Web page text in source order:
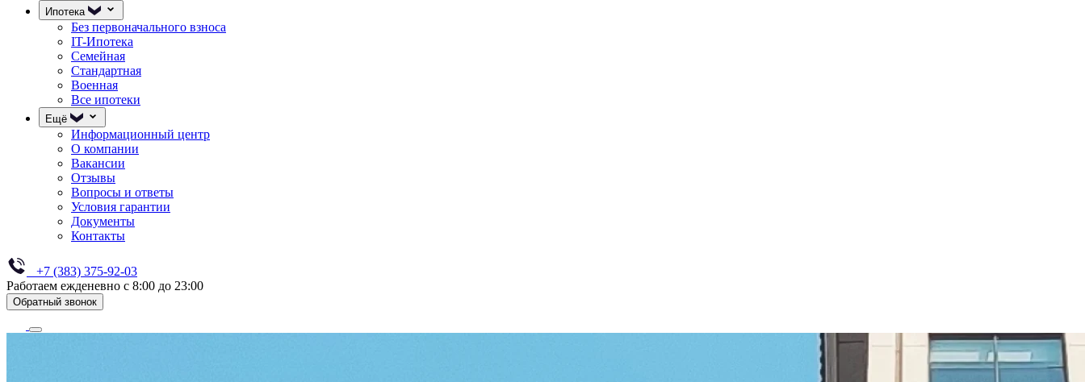
Ипотека
Без первоначального взноса
IT-Ипотека
Семейная
Стандартная
Военная
Все ипотеки
Ещё
Информационный центр
О компании
Вакансии
Отзывы
Вопросы и ответы
Условия гарантии
Документы
Контакты
+7 (383) 375-92-03
Работаем ежденевно с 8:00 до 23:00
Обратный звонок